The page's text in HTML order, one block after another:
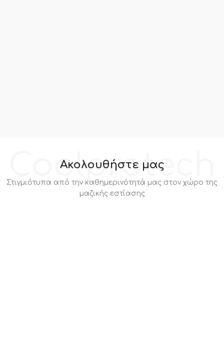
Coolprotech
Ακολουθήστε μας
Στιγμιότυπα από την καθημερινότητά μας στον χώρο της
μαζικής εστίασης